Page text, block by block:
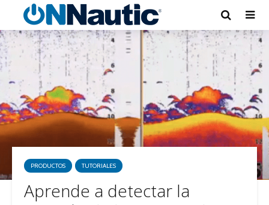
PRODUCTOS TUTORIALES
Aprende a detectar la